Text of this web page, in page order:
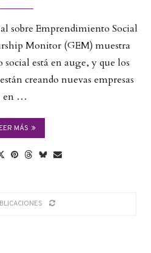
sobre Emprendimiento Social
Monitor (GEM) muestra
está en auge, y que los
creando nuevas empresas
en …
MÁS